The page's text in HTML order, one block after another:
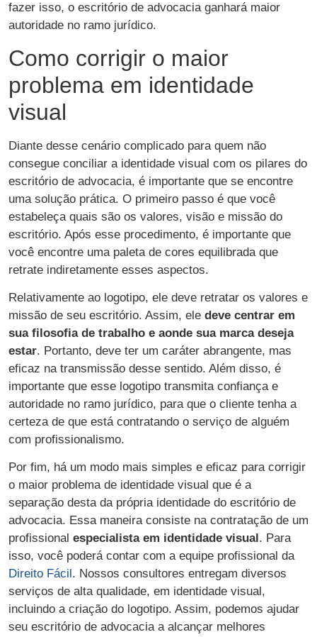
fazer isso, o escritório de advocacia ganhará maior
autoridade no ramo jurídico.
Como corrigir o maior
problema em identidade
visual
Diante desse cenário complicado para quem não
consegue conciliar a identidade visual com os pilares do
escritório de advocacia, é importante que se encontre
uma solução prática. O primeiro passo é que você
estabeleça quais são os valores, visão e missão do
escritório. Após esse procedimento, é importante que
você encontre uma paleta de cores equilibrada que
retrate indiretamente esses aspectos.
Relativamente ao logotipo, ele deve retratar os valores e
missão de seu escritório. Assim, ele deve centrar em
sua filosofia de trabalho e aonde sua marca deseja
estar. Portanto, deve ter um caráter abrangente, mas
eficaz na transmissão desse sentido. Além disso, é
importante que esse logotipo transmita confiança e
autoridade no ramo jurídico, para que o cliente tenha a
certeza de que está contratando o serviço de alguém
com profissionalismo.
Por fim, há um modo mais simples e eficaz para corrigir
o maior problema de identidade visual que é a
separação desta da própria identidade do escritório de
advocacia. Essa maneira consiste na contratação de um
profissional especialista em identidade visual . Para
isso, você poderá contar com a equipe profissional da
Direito Fácil . Nossos consultores entregam diversos
serviços de alta qualidade, em identidade visual,
incluindo a criação do logotipo. Assim, podemos ajudar
seu escritório de advocacia a alcançar melhores